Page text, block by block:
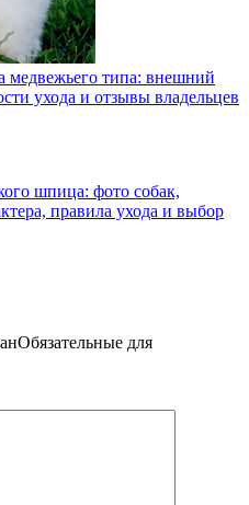
медвежьего типа: внешний
ухода и отзывы владельцев
шпица: фото собак,
правила ухода и выбор
для